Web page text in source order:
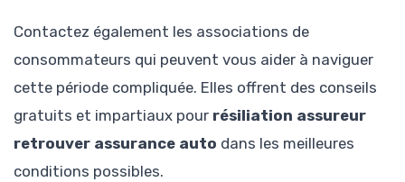
Contactez également les associations de
consommateurs qui peuvent vous aider à naviguer
cette période compliquée. Elles offrent des conseils
gratuits et impartiaux pour résiliation assureur
retrouver assurance auto dans les meilleures
conditions possibles.